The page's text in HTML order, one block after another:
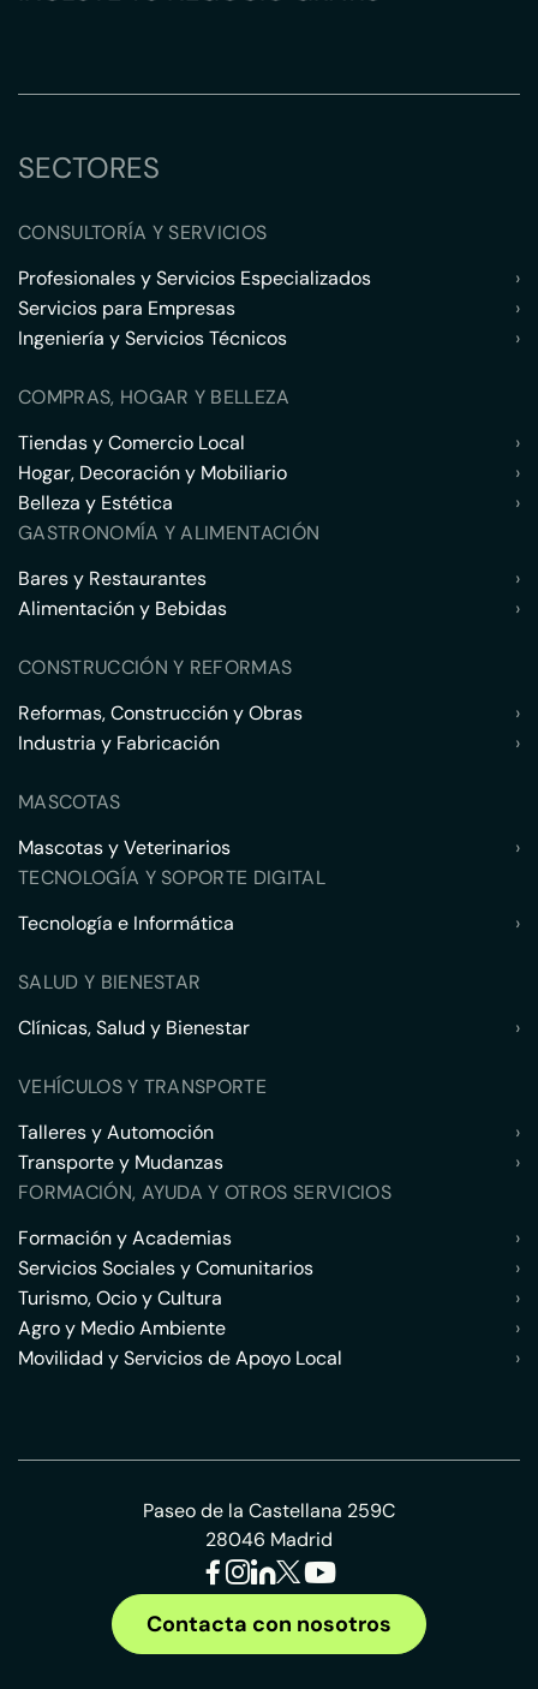
SECTORES
CONSULTORÍA Y SERVICIOS
Profesionales y Servicios Especializados
›
Servicios para Empresas
›
Ingeniería y Servicios Técnicos
›
COMPRAS, HOGAR Y BELLEZA
Tiendas y Comercio Local
›
Hogar, Decoración y Mobiliario
›
Belleza y Estética
›
GASTRONOMÍA Y ALIMENTACIÓN
Bares y Restaurantes
›
Alimentación y Bebidas
›
CONSTRUCCIÓN Y REFORMAS
Reformas, Construcción y Obras
›
Industria y Fabricación
›
MASCOTAS
Mascotas y Veterinarios
›
TECNOLOGÍA Y SOPORTE DIGITAL
Tecnología e Informática
›
SALUD Y BIENESTAR
Clínicas, Salud y Bienestar
›
VEHÍCULOS Y TRANSPORTE
Talleres y Automoción
›
Transporte y Mudanzas
›
FORMACIÓN, AYUDA Y OTROS SERVICIOS
Formación y Academias
›
Servicios Sociales y Comunitarios
›
Turismo, Ocio y Cultura
›
Agro y Medio Ambiente
›
Movilidad y Servicios de Apoyo Local
›
Paseo de la Castellana 259C
28046 Madrid
Contacta con nosotros